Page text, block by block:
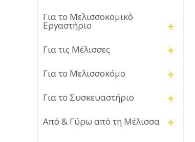
Για το Μελισσοκομικό
Εργαστήριο +
Για τις Μέλισσες +
Για το Μελισσοκόμο +
Για το Συσκευαστήριο +
Από & Γύρω από τη Μέλισσα +